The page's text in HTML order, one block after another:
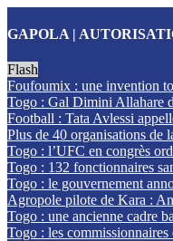
GAPOLA |
Flash
Foufoumix : une invention
Togo : Gal Dimini Allahare
Football : Tata Avlessi
Plus de 40 organisations de
Togo : l’UFC en congrès
Togo : 132 fonctionnaires
Togo : le gouvernement
Agropole pilote de Kara :
Togo : une ancienne cadre
Togo : les commissionnaires